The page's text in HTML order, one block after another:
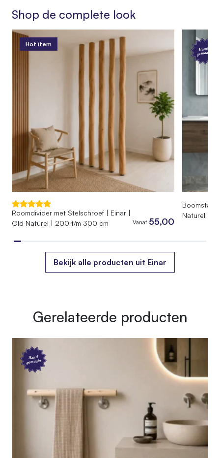
30 cm
Shop de complete look
Hot item
Roomdivider met Stelschroef | Einar |
Old Naturel | 200 t/m 300 cm
Vanaf 55,00
Hand
gemaakt
Boomstam
Naturel |
Bekijk alle producten uit Einar
Gerelateerde producten
Hand
gemaakt